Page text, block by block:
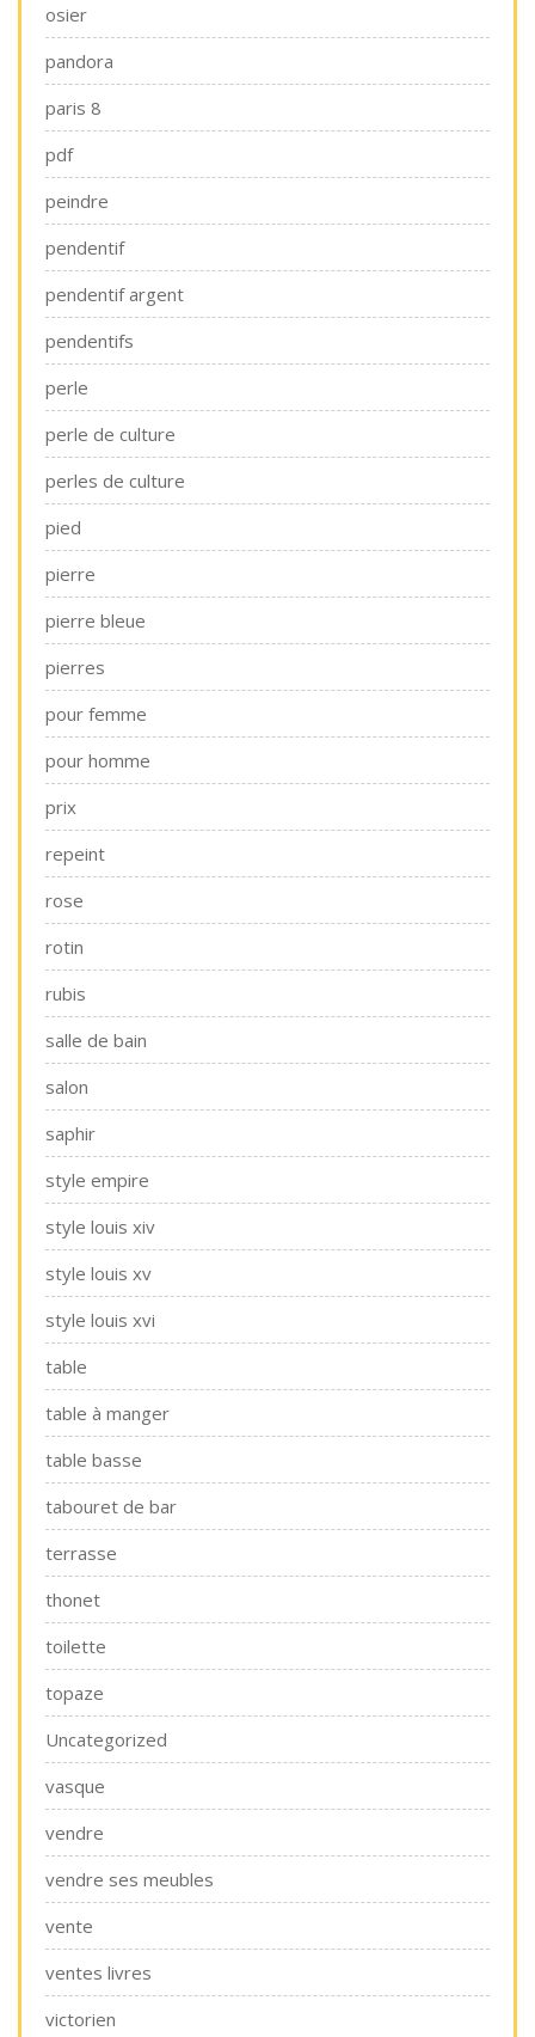
osier
pandora
paris 8
pdf
peindre
pendentif
pendentif argent
pendentifs
perle
perle de culture
perles de culture
pied
pierre
pierre bleue
pierres
pour femme
pour homme
prix
repeint
rose
rotin
rubis
salle de bain
salon
saphir
style empire
style louis xiv
style louis xv
style louis xvi
table
table à manger
table basse
tabouret de bar
terrasse
thonet
toilette
topaze
Uncategorized
vasque
vendre
vendre ses meubles
vente
ventes livres
victorien